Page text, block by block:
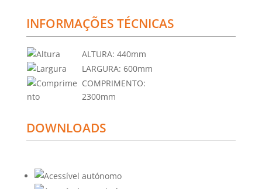
INFORMAÇÕES TÉCNICAS
ALTURA: 440mm
LARGURA: 600mm
COMPRIMENTO:
2300mm
DOWNLOADS